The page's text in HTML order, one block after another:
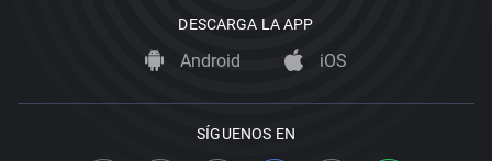
DESCARGA LA APP
Android iOS
SÍGUENOS EN